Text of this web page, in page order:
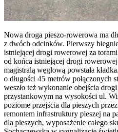
Nowa droga pieszo-rowerowa ma
z dwóch odcinków. Pierwszy
istniejącej drogi rowerowej za
od końca istniejącej drogi
magistralą węglową powstała
o długości 45 metrów połączonych
weszło też wykonanie obejścia
przystankowym na wysokości ul.
poziome przejścia dla pieszych
remontem infrastruktury pieszej na
dla pieszych, wyposażenie całego